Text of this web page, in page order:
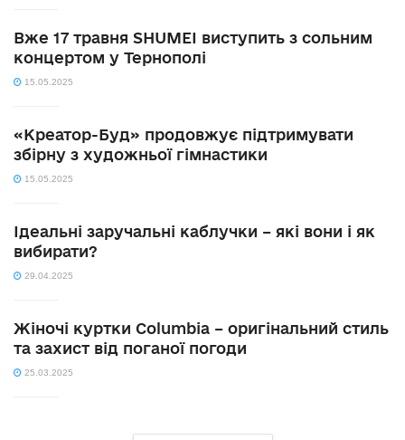
Вже 17 травня SHUMEI виступить з сольним
концертом у Тернополі
15.05.2025
«Креатор-Буд» продовжує підтримувати
збірну з художньої гімнастики
15.05.2025
Ідеальні заручальні каблучки – які вони і як
вибирати?
29.04.2025
Жіночі куртки Columbia – оригінальний стиль
та захист від поганої погоди
25.03.2025